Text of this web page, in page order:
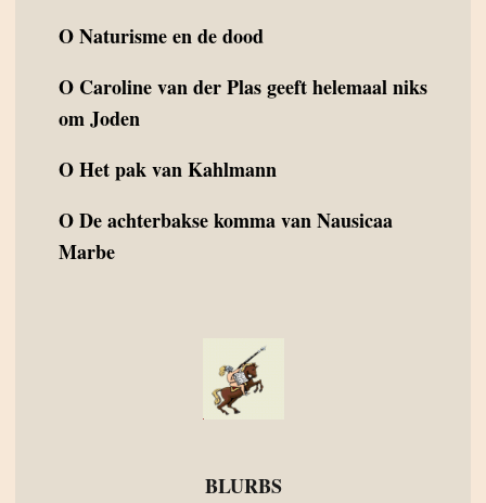
ONaturisme en de dood
O Caroline van der Plas geeft helemaal niks
om Joden
OHet pak van Kahlmann
ODe achterbakse komma van Nausicaa
Marbe
BLURBS